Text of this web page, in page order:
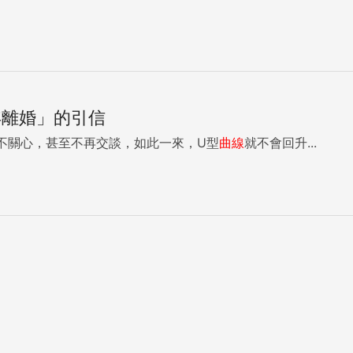
婚」的引信
關心，甚至不再交談，如此一來，U型曲線就不會回升...